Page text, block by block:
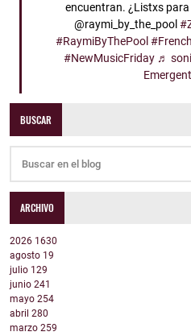
encuentran. ¿Listxs para
@raymi_by_the_pool
#RaymiByThePool
#NewMusicFriday ♬
BUSCAR
ARCHIVO
2026 1630
agosto 19
julio 129
junio 241
mayo 254
abril 280
marzo 259